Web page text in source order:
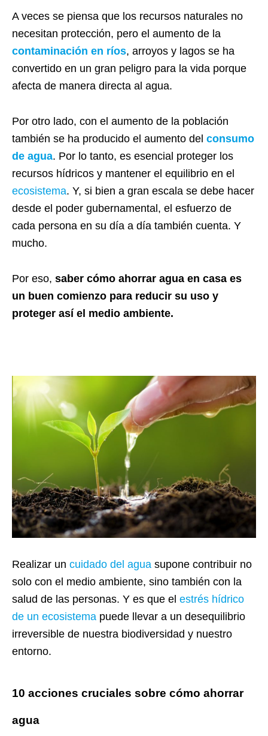
A veces se piensa que los recursos naturales no
necesitan protección, pero el aumento de la
contaminación en ríos, arroyos y lagos se ha
convertido en un gran peligro para la vida porque
afecta de manera directa al agua.
Por otro lado, con el aumento de la población
también se ha producido el aumento del consumo
de agua. Por lo tanto, es esencial proteger los
recursos hídricos y mantener el equilibrio en el
ecosistema. Y, si bien a gran escala se debe hacer
desde el poder gubernamental, el esfuerzo de
cada persona en su día a día también cuenta. Y
mucho.
Por eso, saber cómo ahorrar agua en casa es
un buen comienzo para reducir su uso y
proteger así el medio ambiente.
Realizar un cuidado del agua supone contribuir no
solo con el medio ambiente, sino también con la
salud de las personas. Y es que el estrés hídrico
de un ecosistema puede llevar a un desequilibrio
irreversible de nuestra biodiversidad y nuestro
entorno.
10 acciones cruciales sobre cómo ahorrar
agua